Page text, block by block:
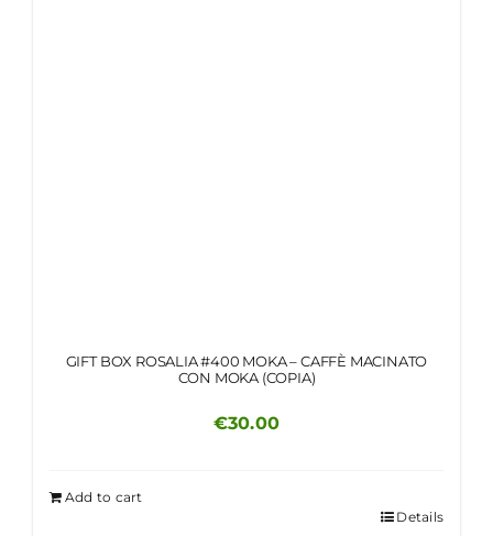
GIFT BOX ROSALIA #400 MOKA – CAFFÈ MACINATO
CON MOKA (COPIA)
€30.00
Add to cart
Details